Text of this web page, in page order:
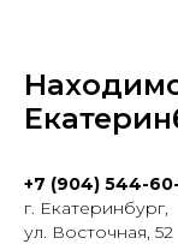
+7 (904) 544-
г. Екатеринбург,
ул. Восточная, 52